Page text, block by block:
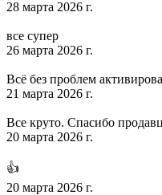
28 марта 2026 г.
все супер
26 марта 2026 г.
Всё без проблем
21 марта 2026 г.
Все круто. Спасибо
20 марта 2026 г.
👍
20 марта 2026 г.